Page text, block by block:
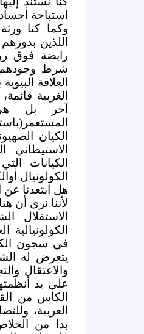
استباحة
وكما كنا
اللذين
رابضة فوق
شرط وجودهم
العلاقة
الغربية
آخر بل
الكيان
الكيانات
الكولونيال
هل ابتعدنا عن
لأننا نرى أن
الاستقلال
في سجون
يتعرض له
والاعتقال
على يد
الكأس من
العربية،
بدا من